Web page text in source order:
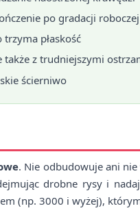
po gradacji roboczej
trzyma płaskość
także z trudniejszymi
ścierniwo
. Nie odbudowuje ani
drobne rysy i
(np. 3000 i wyżej),